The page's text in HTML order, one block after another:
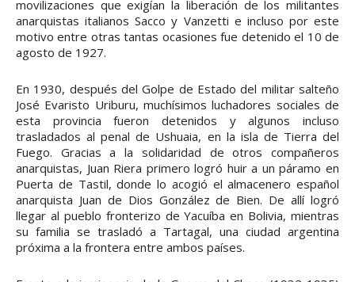
movilizaciones que exigían la liberación de los militantes
anarquistas italianos Sacco y Vanzetti e incluso por este
motivo entre otras tantas ocasiones fue detenido el 10 de
agosto de 1927.
En 1930, después del Golpe de Estado del militar salteño
José Evaristo Uriburu, muchísimos luchadores sociales de
esta provincia fueron detenidos y algunos incluso
trasladados al penal de Ushuaia, en la isla de Tierra del
Fuego. Gracias a la solidaridad de otros compañeros
anarquistas, Juan Riera primero logró huir a un páramo en
Puerta de Tastil, donde lo acogió el almacenero español
anarquista Juan de Dios González de Bien. De allí logró
llegar al pueblo fronterizo de Yacuíba en Bolivia, mientras
su familia se trasladó a Tartagal, una ciudad argentina
próxima a la frontera entre ambos países.